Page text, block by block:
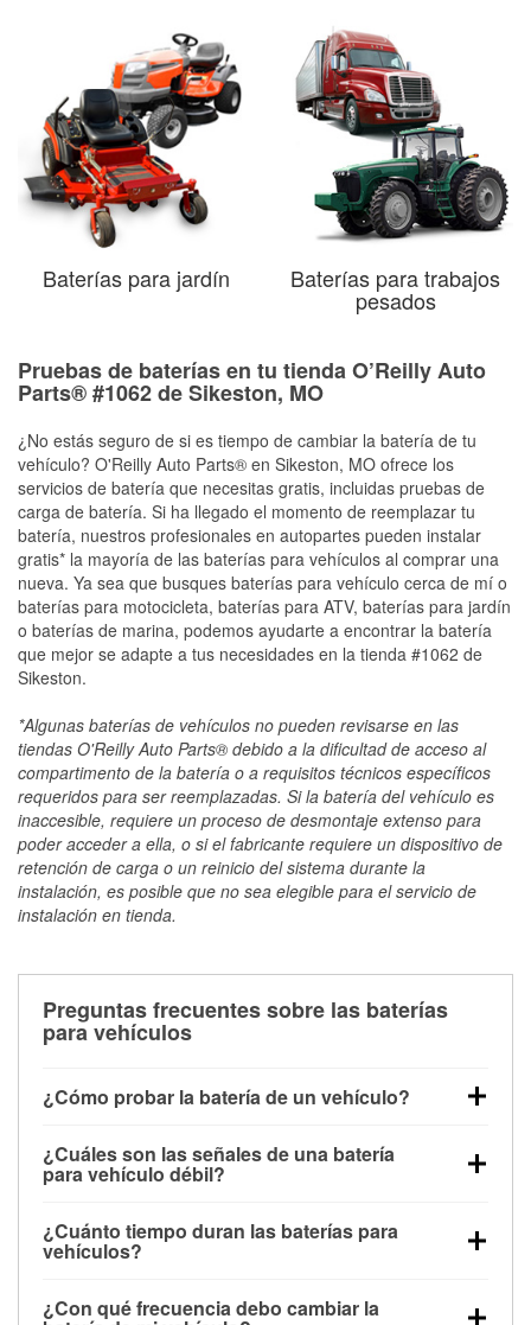
Baterías para jardín Baterías para trabajos
pesados
Pruebas de baterías en tu tienda O’Reilly Auto
Parts® #1062 de Sikeston, MO
¿No estás seguro de si es tiempo de cambiar la batería de tu
vehículo? O'Reilly Auto Parts® en Sikeston, MO ofrece los
servicios de batería que necesitas gratis, incluidas pruebas de
carga de batería. Si ha llegado el momento de reemplazar tu
batería, nuestros profesionales en autopartes pueden instalar
gratis* la mayoría de las baterías para vehículos al comprar una
nueva. Ya sea que busques baterías para vehículo cerca de mí o
baterías para motocicleta, baterías para ATV, baterías para jardín
o baterías de marina, podemos ayudarte a encontrar la batería
que mejor se adapte a tus necesidades en la tienda #1062 de
Sikeston.
*Algunas baterías de vehículos no pueden revisarse en las
tiendas O'Reilly Auto Parts® debido a la dificultad de acceso al
compartimento de la batería o a requisitos técnicos específicos
requeridos para ser reemplazadas. Si la batería del vehículo es
inaccesible, requiere un proceso de desmontaje extenso para
poder acceder a ella, o si el fabricante requiere un dispositivo de
retención de carga o un reinicio del sistema durante la
instalación, es posible que no sea elegible para el servicio de
instalación en tienda.
Preguntas frecuentes sobre las baterías
para vehículos
¿Cómo probar la batería de un vehículo?
maneras. El método más rápido es utilizar un
multímetro: con el vehículo apagado, conecta los
voltaje: una batería en buen estado y totalmente
cargada debería indicar unos 12.6 voltios. Es
importante saber que las baterías descargadas a
¿Cuáles son las señales de una batería
para vehículo débil?
advertencia. Un arranque lento del motor, faros
tenues, chasquidos al girar la llave o luces de
que la batería tiene una potencia de carga débil.
¿Cuánto tiempo duran las baterías para
vehículos?
entre 3 y 5 años. La duración exacta depende de los
¿Con qué frecuencia debo cambiar la